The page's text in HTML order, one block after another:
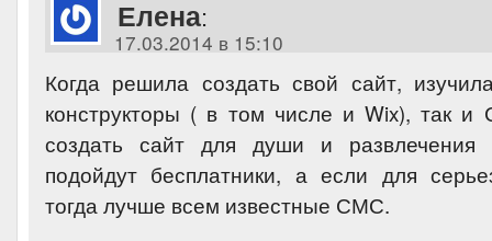
Елена:
17.03.2014 в 15:10
Когда решила создать свой сайт,
конструкторы ( в том числе и Wix), так
создать сайт для души и
подойдут бесплатники, а если для
тогда лучше всем известные СМС.